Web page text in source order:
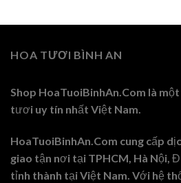
HOA TƯƠI BÌNH AN
Shop HoaTuoiBinhAn.Com là
tươi uy tín nhất Việt Nam.
HoaTuoiBinhAn.Com cung cấp
giao tận nơi tại TPHCM, Hà Nội,
tỉnh thành tại Việt Nam. Với hệ